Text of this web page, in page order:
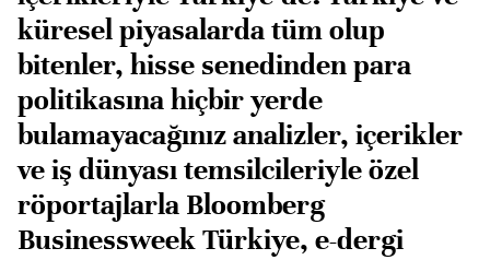
küresel piyasalarda tüm olup
bitenler, hisse senedinden para
politikasına hiçbir yerde
bulamayacağınız analizler, içerikler
ve iş dünyası temsilcileriyle özel
röportajlarla Bloomberg
Businessweek Türkiye, e-dergi